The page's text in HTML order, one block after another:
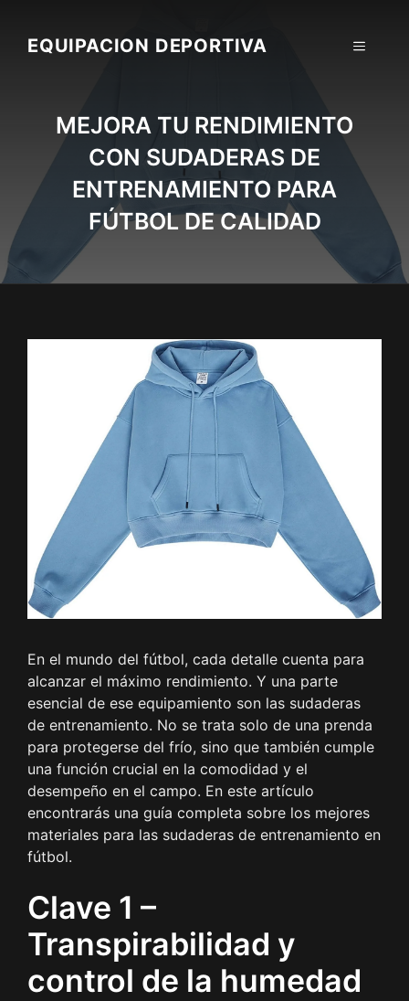
contentEQUIPACION DEPORTIVA MENU
MEJORA TU RENDIMIENTO
CON SUDADERAS DE
ENTRENAMIENTO PARA
FÚTBOL DE CALIDAD
En el mundo del fútbol, cada detalle cuenta para
alcanzar el máximo rendimiento. Y una parte
esencial de ese equipamiento son las sudaderas
de entrenamiento. No se trata solo de una prenda
para protegerse del frío, sino que también cumple
una función crucial en la comodidad y el
desempeño en el campo. En este artículo
encontrarás una guía completa sobre los mejores
materiales para las sudaderas de entrenamiento en
fútbol.
Clave 1 –
Transpirabilidad y
control de la humedad